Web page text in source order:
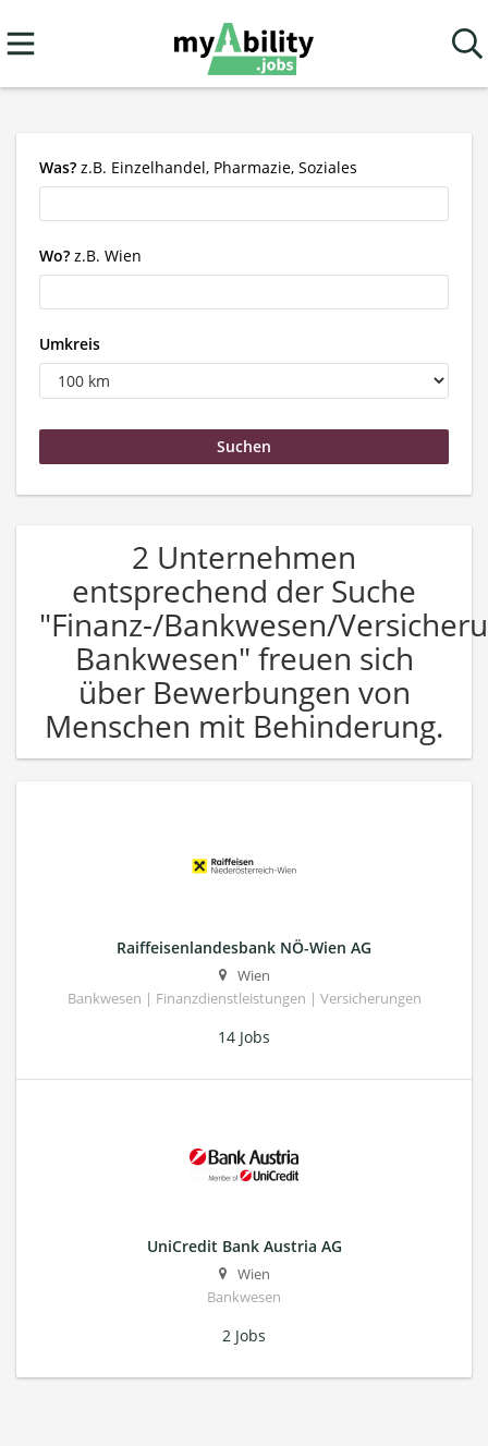
Was? z.B. Einzelhandel, Pharmazie, Soziales
Wo? z.B. Wien
Umkreis
2 Unternehmen
entsprechend der Suche
"Finanz-/Bankwesen/
Bankwesen" freuen sich
über Bewerbungen von
Menschen mit Behinderung.
Raiffeisenlandesbank NÖ-Wien AG
Wien
Bankwesen | Finanzdienstleistungen | Versicherungen
14 Jobs
UniCredit Bank Austria AG
Wien
Bankwesen
2 Jobs